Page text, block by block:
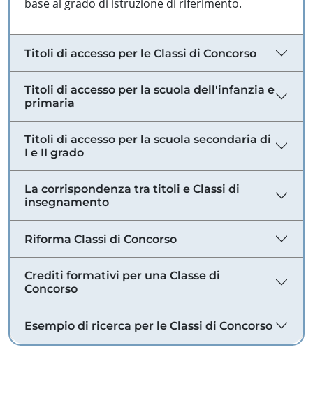
base al grado di istruzione di riferimento.
Titoli di accesso per le Classi di Concorso
Titoli di accesso per la scuola dell'infanzia e
primaria
Titoli di accesso per la scuola secondaria di
I e II grado
La corrispondenza tra titoli e Classi di
insegnamento
Riforma Classi di Concorso
Crediti formativi per una Classe di
Concorso
Esempio di ricerca per le Classi di Concorso